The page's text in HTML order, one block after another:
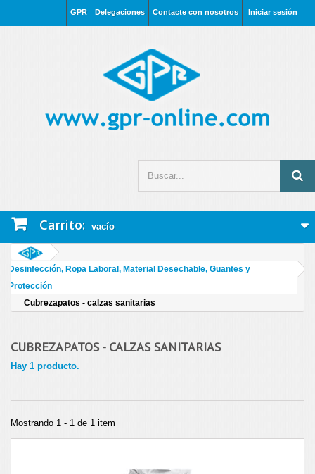
Iniciar sesión
Contacte con nosotros
Delegaciones
GPR
Carrito: vacío
Desinfección, Ropa Laboral, Material Desechable, Guantes y
Protección
Cubrezapatos - calzas sanitarias
CUBREZAPATOS - CALZAS SANITARIAS
Hay 1 producto.
Mostrando 1 - 1 de 1 item